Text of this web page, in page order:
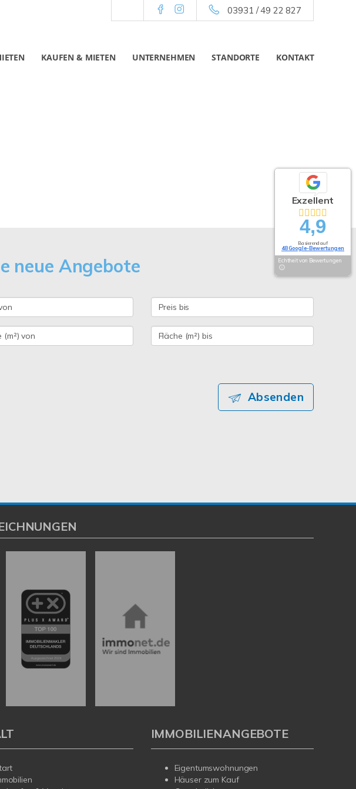
03931 / 49 22 827
KAUFEN & MIETEN UNTERNEHMEN STANDORTE KONTAKT
neue Angebote
Absenden
Exzellent
4,9
Basierend auf
48 Google-Bewertungen
Echtheit von Bewertungen
IMMOBILIENANGEBOTE
Eigentumswohnungen
Häuser zum Kauf